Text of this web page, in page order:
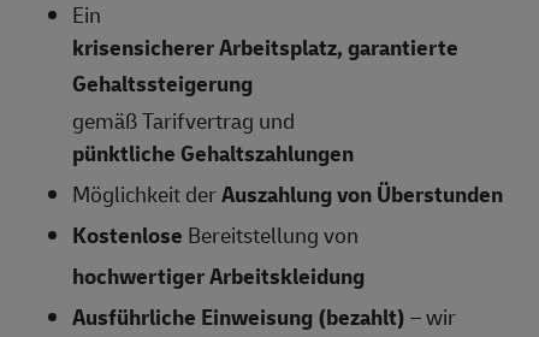
Ein
krisensicherer Arbeitsplatz, garantierte
Gehaltssteigerung
gemäß Tarifvertrag und
pünktliche Gehaltszahlungen
Möglichkeit derAuszahlung von Überstunden
Kostenlose Bereitstellung von
hochwertiger Arbeitskleidung
Ausführliche Einweisung (bezahlt)– wir